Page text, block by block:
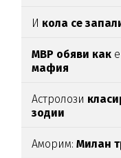
И кола се
МВР обяви как е
мафия
Астролози
зодии
Аморим:Милан